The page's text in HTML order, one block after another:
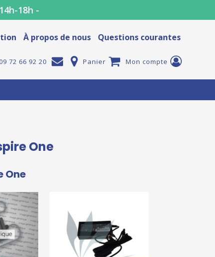
18h -
À propos de nous Questions courantes
72 66 92 20 Panier Mon compte
One
One